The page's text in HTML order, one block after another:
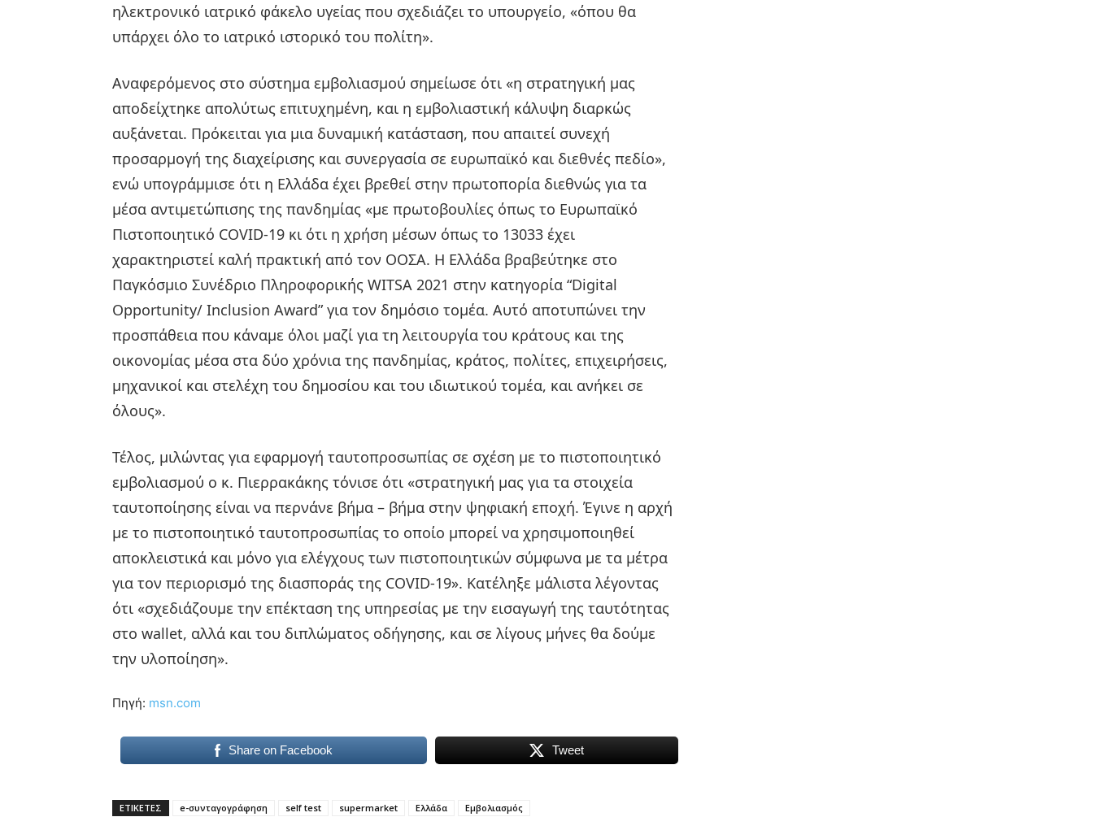
ηλεκτρονικό ιατρικό φάκελο υγείας που σχεδιάζει το υπουργείο, «όπου θα
υπάρχει όλο το ιατρικό ιστορικό του πολίτη».
Αναφερόμενος στο σύστημα εμβολιασμού σημείωσε ότι «η στρατηγική μας
αποδείχτηκε απολύτως επιτυχημένη, και η εμβολιαστική κάλυψη διαρκώς
αυξάνεται. Πρόκειται για μια δυναμική κατάσταση, που απαιτεί συνεχή
προσαρμογή της διαχείρισης και συνεργασία σε ευρωπαϊκό και διεθνές πεδίο»,
ενώ υπογράμμισε ότι η Ελλάδα έχει βρεθεί στην πρωτοπορία διεθνώς για τα
μέσα αντιμετώπισης της πανδημίας «με πρωτοβουλίες όπως το Ευρωπαϊκό
Πιστοποιητικό COVID-19 κι ότι η χρήση μέσων όπως το 13033 έχει
χαρακτηριστεί καλή πρακτική από τον ΟΟΣΑ. Η Ελλάδα βραβεύτηκε στο
Παγκόσμιο Συνέδριο Πληροφορικής WITSA 2021 στην κατηγορία “Digital
Opportunity/ Inclusion Award” για τον δημόσιο τομέα. Αυτό αποτυπώνει την
προσπάθεια που κάναμε όλοι μαζί για τη λειτουργία του κράτους και της
οικονομίας μέσα στα δύο χρόνια της πανδημίας, κράτος, πολίτες, επιχειρήσεις,
μηχανικοί και στελέχη του δημοσίου και του ιδιωτικού τομέα, και ανήκει σε
όλους».
Τέλος, μιλώντας για εφαρμογή ταυτοπροσωπίας σε σχέση με το πιστοποιητικό
εμβολιασμού ο κ. Πιερρακάκης τόνισε ότι «στρατηγική μας για τα στοιχεία
ταυτοποίησης είναι να περνάνε βήμα – βήμα στην ψηφιακή εποχή. Έγινε η αρχή
με το πιστοποιητικό ταυτοπροσωπίας το οποίο μπορεί να χρησιμοποιηθεί
αποκλειστικά και μόνο για ελέγχους των πιστοποιητικών σύμφωνα με τα μέτρα
για τον περιορισμό της διασποράς της COVID-19». Κατέληξε μάλιστα λέγοντας
ότι «σχεδιάζουμε την επέκταση της υπηρεσίας με την εισαγωγή της ταυτότητας
στο wallet, αλλά και του διπλώματος οδήγησης, και σε λίγους μήνες θα δούμε
την υλοποίηση».
Πηγή: msn.com
Share on Facebook Tweet
ΕΤΙΚΕΤΕΣ e-συνταγογράφηση self test supermarket Ελλάδα
Εμβολιασμός